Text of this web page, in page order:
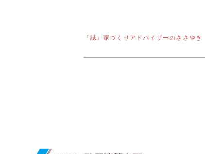
『誌』家づくりアドバイザーのささやき